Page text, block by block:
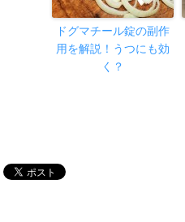
ドグマチール錠の副作
用を解説！うつにも効
く？